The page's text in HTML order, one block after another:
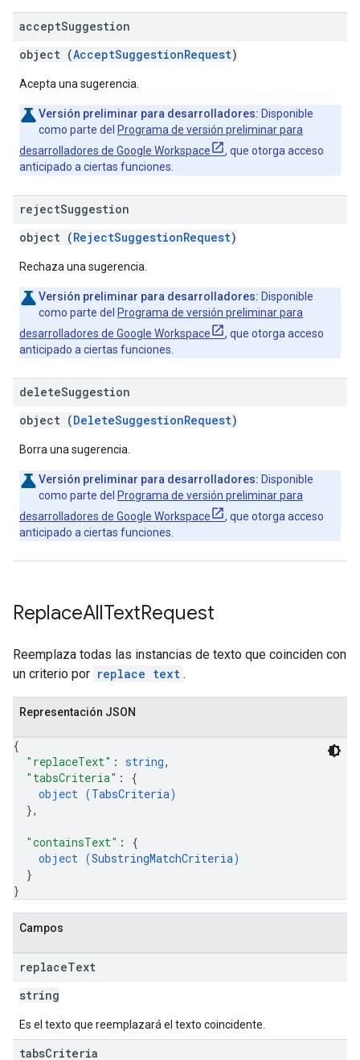
acceptSuggestion
object (AcceptSuggestionRequest)
Acepta una sugerencia.
Versión preliminar para desarrolladores: Disponible
como parte del Programa de versión preliminar para
desarrolladores de Google Workspace
, que otorga acceso
anticipado a ciertas funciones.
rejectSuggestion
object (RejectSuggestionRequest)
Rechaza una sugerencia.
Versión preliminar para desarrolladores: Disponible
como parte del Programa de versión preliminar para
desarrolladores de Google Workspace
, que otorga acceso
anticipado a ciertas funciones.
deleteSuggestion
object (DeleteSuggestionRequest)
Borra una sugerencia.
Versión preliminar para desarrolladores: Disponible
como parte del Programa de versión preliminar para
desarrolladores de Google Workspace
, que otorga acceso
anticipado a ciertas funciones.
ReplaceAllTextRequest
Reemplaza todas las instancias de texto que coinciden con
un criterio por replace text .
Representación JSON
{
"replaceText" : string,
"tabsCriteria" : {
object (TabsCriteria)
},
"containsText" : {
object (SubstringMatchCriteria)
}
}
Campos
replaceText
string
Es el texto que reemplazará el texto coincidente.
tabsCriteria